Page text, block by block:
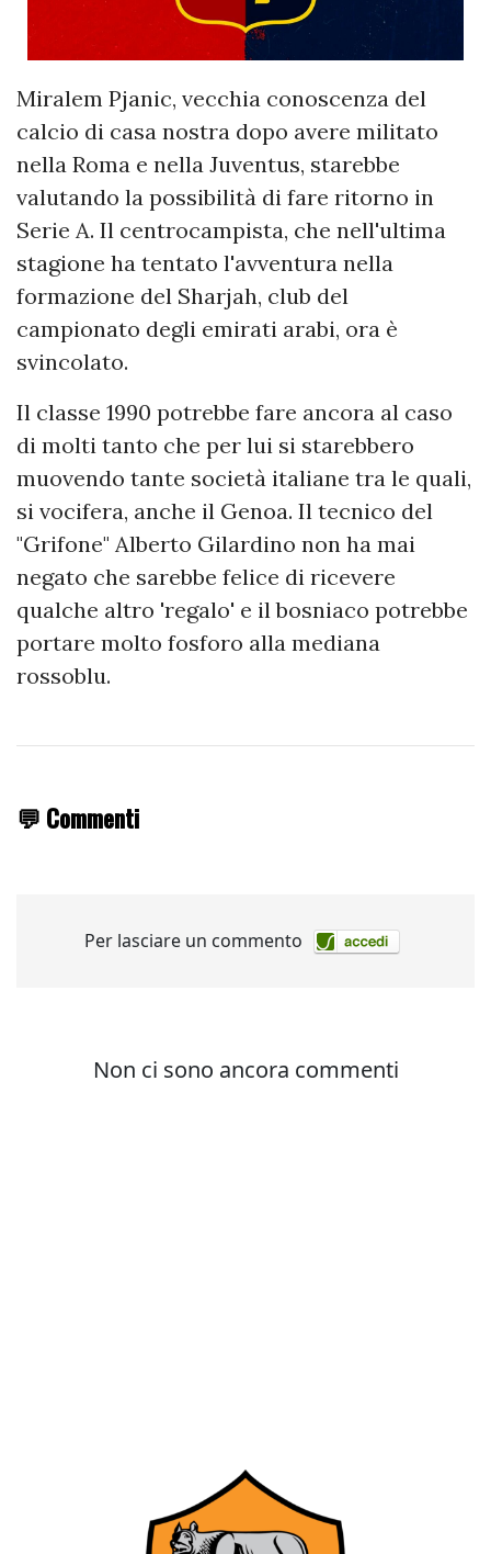
Miralem Pjanic, vecchia conoscenza del
calcio di casa nostra dopo avere militato
nella Roma e nella Juventus, starebbe
valutando la possibilità di fare ritorno in
Serie A. Il centrocampista, che nell'ultima
stagione ha tentato l'avventura nella
formazione del Sharjah, club del
campionato degli emirati arabi, ora è
svincolato.
Il classe 1990 potrebbe fare ancora al caso
di molti tanto che per lui si starebbero
muovendo tante società italiane tra le quali,
si vocifera, anche il Genoa. Il tecnico del
"Grifone" Alberto Gilardino non ha mai
negato che sarebbe felice di ricevere
qualche altro 'regalo' e il bosniaco potrebbe
portare molto fosforo alla mediana
rossoblu.
💬 Commenti